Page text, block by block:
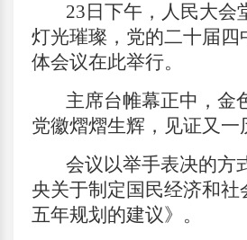
23 日下午，人民大会
灯光璀璨，党的二十届四
体会议在此举行。
主席台帷幕正中，金
党徽熠熠生辉，见证又一
会议以举手表决的方
央关于制定国民经济和社
五年规划的建议》。